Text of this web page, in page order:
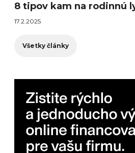
8 tipov kam na rodinnú
17.2.2025
Všetky články